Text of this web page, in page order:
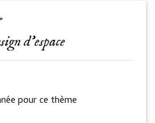
d'espace
pour ce thème